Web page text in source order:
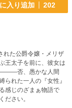
入り追加 202
れた公爵令嬢・メリザ
王太子を前に、彼女は
―――否、愚かな人間
感じのざまぁ物語で
ださい。